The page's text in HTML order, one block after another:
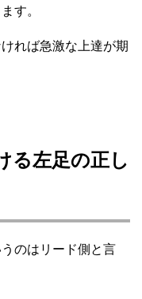
す。
れば急激な上達が期
る左足の正し
のはリード側と言